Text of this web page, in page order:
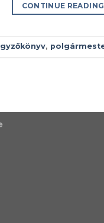
CONTINUE READING
,